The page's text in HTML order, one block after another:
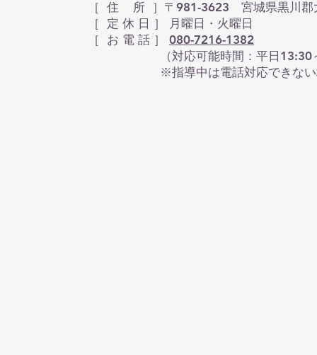
［ 住 所 ］〒981-3623 宮城県黒川郡
​［ 定 休 日 ］ 月曜日・火曜日
［ お 電 話 ］ 080-7216-1382
（対応可能時間：平日13:30～
※指導中は電話対応できない場合